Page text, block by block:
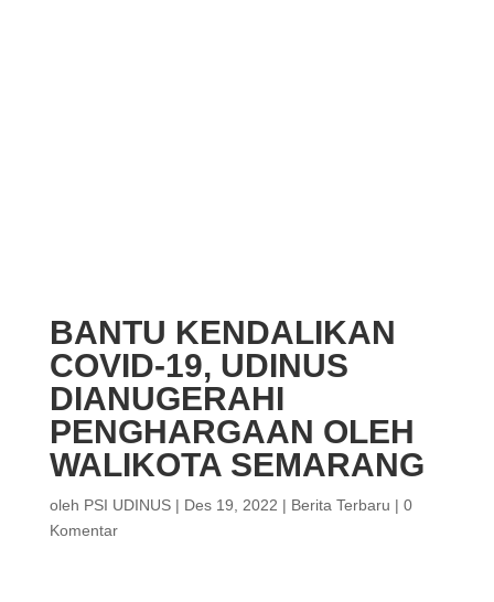
BANTU KENDALIKAN
COVID-19, UDINUS
DIANUGERAHI
PENGHARGAAN OLEH
WALIKOTA SEMARANG
oleh PSI UDINUS| Des 19, 2022 | Berita Terbaru | 0
Komentar